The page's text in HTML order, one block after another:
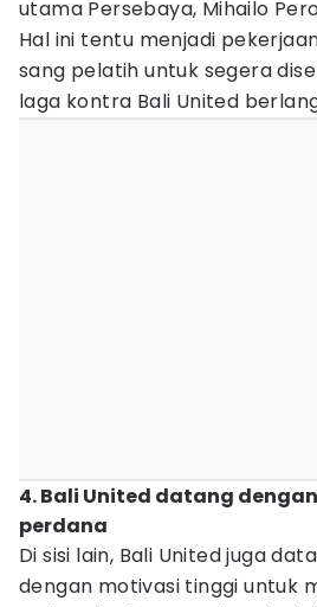
utama Persebaya, Mihailo
Hal ini tentu menjadi
sang pelatih untuk segera
laga kontra Bali United
4. Bali United datang
perdana
Di sisi lain, Bali United juga
dengan motivasi tinggi untuk